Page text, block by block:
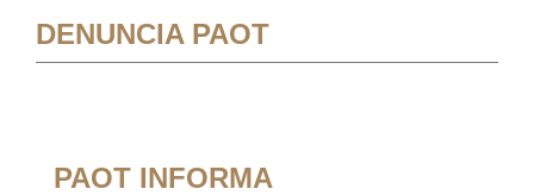
DENUNCIA PAOT
PAOT INFORMA